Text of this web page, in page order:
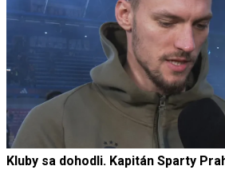
Kluby sa dohodli. Kapitán Sparty